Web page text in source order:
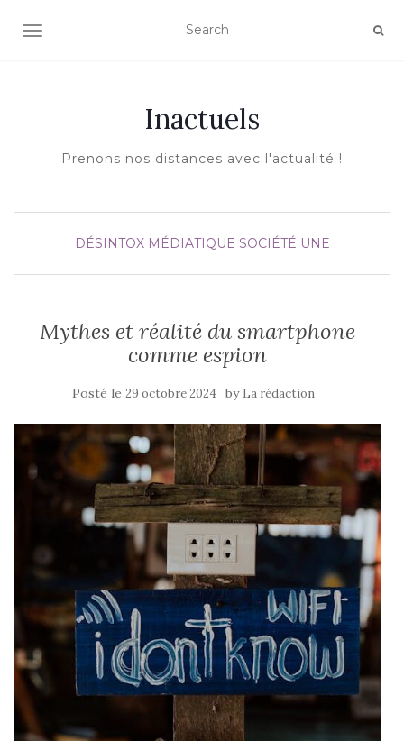
AFFICHER/MASQUER LA NAVIGATION
Inactuels
Prenons nos distances avec l'actualité !
DÉSINTOX MÉDIATIQUE SOCIÉTÉ UNE
Mythes et réalité du smartphone
comme espion
Posté le 29 octobre 2024 by La rédaction